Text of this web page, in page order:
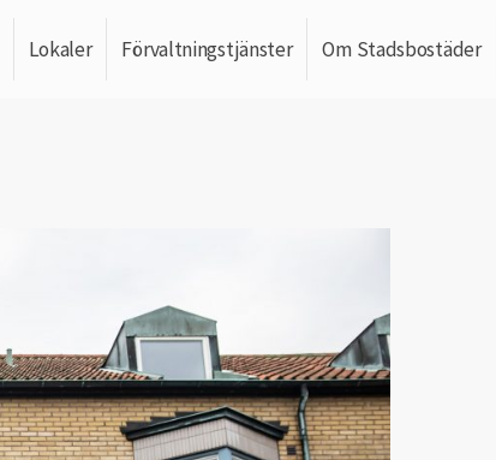
Lokaler Förvaltningstjänster Om Stadsbostäder